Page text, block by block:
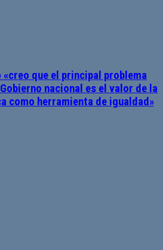
«creo que el principal problema
nacional es el valor de la
como herramienta de igualdad»